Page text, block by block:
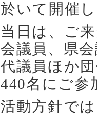
於いて開催
当日は、ご
会議員、県
代議員ほか
440名にご参
活動方針で